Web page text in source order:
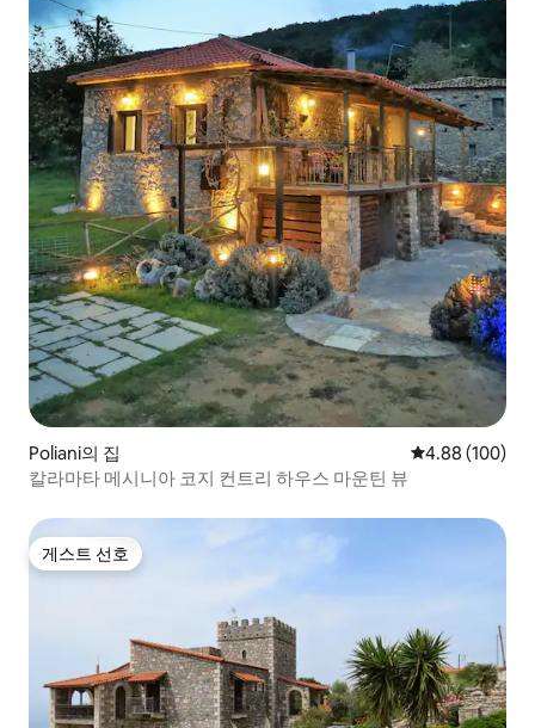
Poliani의 집 평점 4.88점(5
4.88 (100)
칼라마타 메시니아 코지 컨트리 하우스 마운틴 뷰
게스트 선호
게스트 선호